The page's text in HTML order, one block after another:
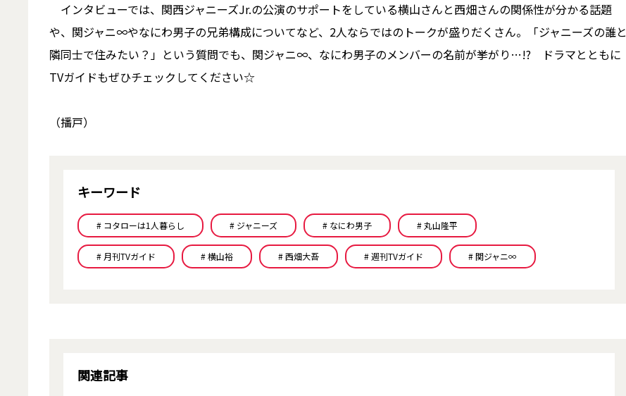
インタビューでは、関西ジャニーズJr.の公演のサポートをしている横山さんと西畑さんの関係性が分かる話題
や、関ジャニ∞やなにわ男子の兄弟構成についてなど、2人ならではのトークが盛りだくさん。「ジャニーズの誰と
隣同士で住みたい？」という質問でも、関ジャニ∞、なにわ男子のメンバーの名前が挙がり…!? ドラマとともに
TVガイドもぜひチェックしてください☆
（播戸）
キーワード
# コタローは1人暮らし # ジャニーズ # なにわ男子 # 丸山隆平
# 月刊TVガイド # 横山裕 # 西畑大吾 # 週刊TVガイド # 関ジャニ∞
関連記事